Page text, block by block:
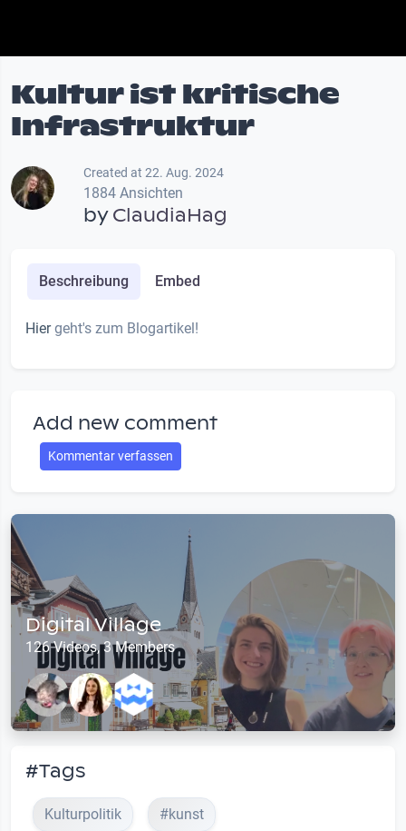
Kultur ist kritische
Infrastruktur
Created at 22. Aug. 2024
1884 Ansichten
byClaudiaHag
Beschreibung Embed
Hiergeht's zum Blogartikel!
Add new comment
Kommentar verfassen
Digital Village
126 Videos, 3 Members
#Tags
Kulturpolitik #kunst